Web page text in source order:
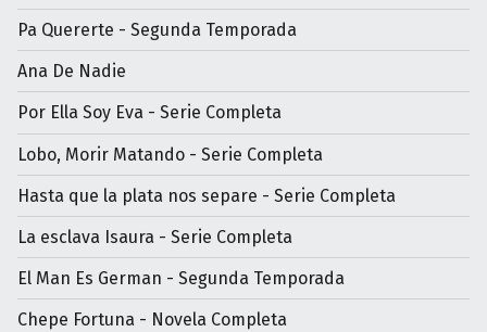
Pa Quererte - Segunda Temporada
Ana De Nadie
Por Ella Soy Eva - Serie Completa
Lobo, Morir Matando - Serie Completa
Hasta que la plata nos separe - Serie Completa
La esclava Isaura - Serie Completa
El Man Es German - Segunda Temporada
Chepe Fortuna - Novela Completa